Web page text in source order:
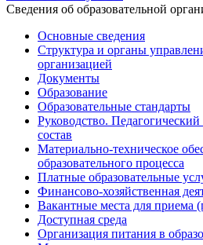
Cведения об образовательной
Основные сведения
Структура и органы
организацией
Документы
Образование
Образовательные стандарты
Руководство.
состав
Материально-техническое
образовательного процесса
Платные образовательные
Финансово-хозяйственная
Вакантные места для приема
Доступная среда
Организация питания в